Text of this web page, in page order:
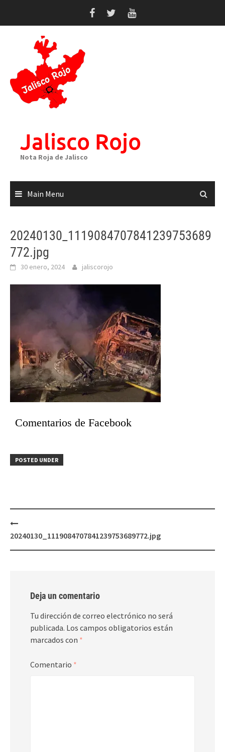
Jalisco Rojo
Nota Roja de Jalisco
Main Menu
20240130_1119084707841239753689
772.jpg
30 enero, 2024 jaliscorojo
Comentarios de Facebook
POSTED UNDER
Post
navigation
20240130_1119084707841239753689772.jpg
Deja un comentario
Tu dirección de correo electrónico no será
publicada. Los campos obligatorios están
marcados con *
Comentario *